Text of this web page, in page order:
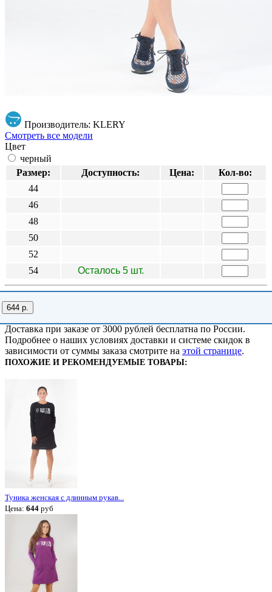
Производитель: KLERY
Смотреть все модели
Цвет
черный
Размер:
Доступность: Цена:
Кол-во:
44
46
48
50
52
54
Осталось 5 шт.
644 р.
Доставка при заказе от 3000 рублей бесплатна по России.
Подробнее о наших условиях доставки и системе скидок в
зависимости от суммы заказа смотрите на этой странице.
ПОХОЖИЕ И РЕКОМЕНДУЕМЫЕ ТОВАРЫ:
Туника женская с длинным рукав...
Цена: 644 руб